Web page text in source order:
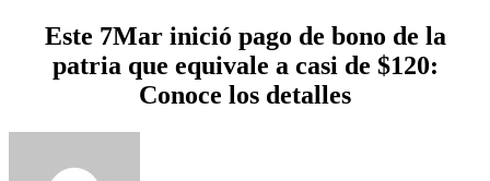
Este 7Mar inició pago de bono de la
patria que equivale a casi de $120:
Conoce los detalles